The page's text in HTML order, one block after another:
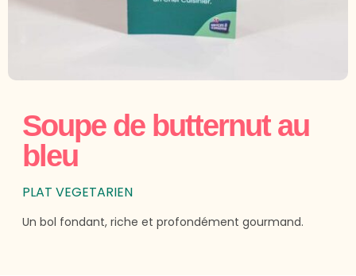
Soupe de butternut au
bleu
PLAT VEGETARIEN
Un bol fondant, riche et profondément gourmand.